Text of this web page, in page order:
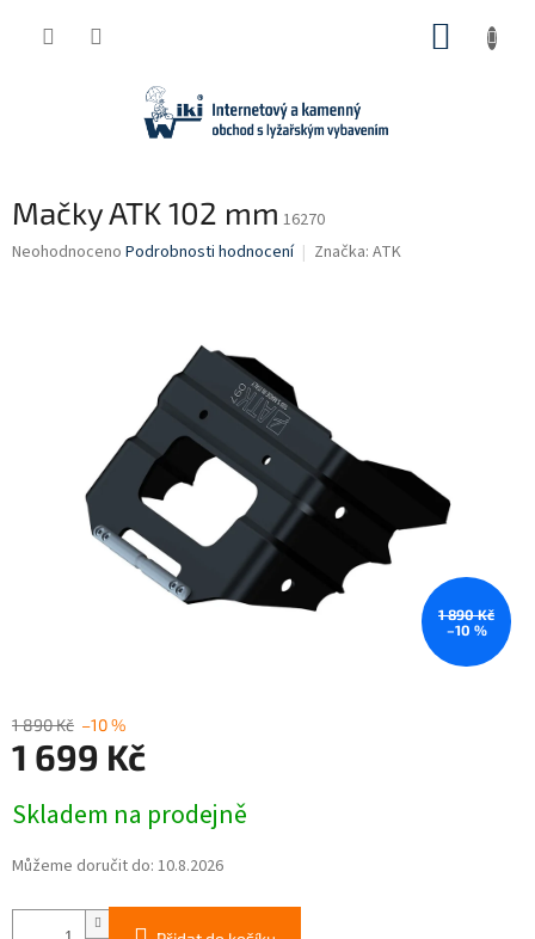
Mačky ATK 102 mm 16270
Průměrné
Neohodnoceno Podrobnosti hodnocení Značka: ATK
1 890 Kč
–10 %
1 890 Kč –10 %
1 699 Kč
cena:
Skladem na prodejně
Můžeme doručit do: 10.8.2026